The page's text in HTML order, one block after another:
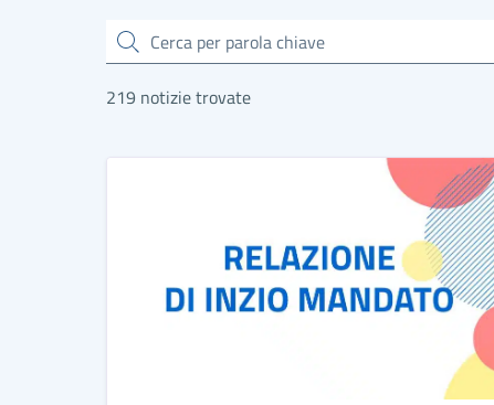
Cerca
219 notizie trovate